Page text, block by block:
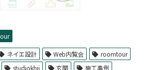
ネイエ設計 Web内覧会
roomtour
studiokhii 玄関 施工事例